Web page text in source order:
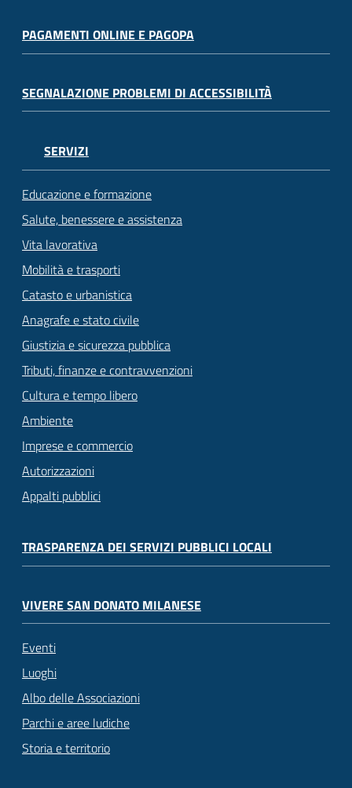
PAGAMENTI ONLINE E PAGOPA
SEGNALAZIONE PROBLEMI DI ACCESSIBILITÀ
SERVIZI
Educazione e formazione
Salute, benessere e assistenza
Vita lavorativa
Mobilità e trasporti
Catasto e urbanistica
Anagrafe e stato civile
Giustizia e sicurezza pubblica
Tributi, finanze e contravvenzioni
Cultura e tempo libero
Ambiente
Imprese e commercio
Autorizzazioni
Appalti pubblici
TRASPARENZA DEI SERVIZI PUBBLICI LOCALI
VIVERE SAN DONATO MILANESE
Eventi
Luoghi
Albo delle Associazioni
Parchi e aree ludiche
Storia e territorio